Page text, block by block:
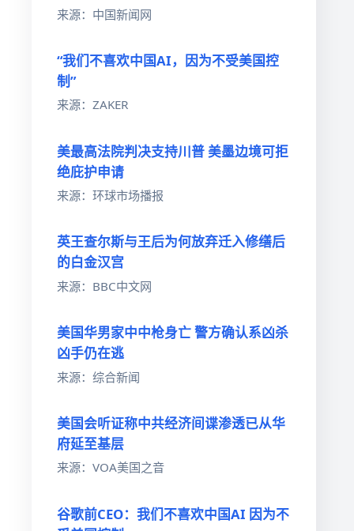
来源：中国新闻网
“我们不喜欢中国AI，因为不受美国控
制”
来源：ZAKER
美最高法院判决支持川普 美墨边境可拒
绝庇护申请
来源：环球市场播报
英王查尔斯与王后为何放弃迁入修缮后
的白金汉宫
来源：BBC中文网
美国华男家中中枪身亡 警方确认系凶杀
凶手仍在逃
来源：综合新闻
美国会听证称中共经济间谍渗透已从华
府延至基层
来源：VOA美国之音
谷歌前CEO：我们不喜欢中国AI 因为不